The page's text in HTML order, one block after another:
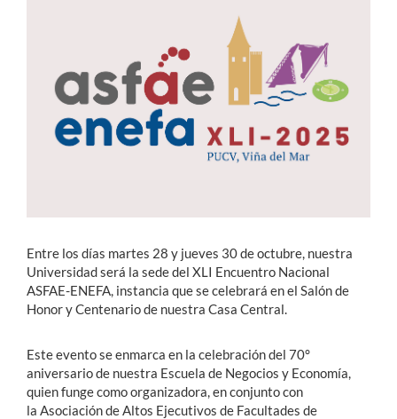
Alumni
English
Entre los días martes 28 y jueves 30 de octubre, nuestra
Universidad será la sede del XLI Encuentro Nacional
ASFAE-ENEFA, instancia que se celebrará en el Salón de
Honor y Centenario de nuestra Casa Central.
Este evento se enmarca en la celebración del 70°
aniversario de nuestra Escuela de Negocios y Economía,
quien funge como organizadora, en conjunto con
la Asociación de Altos Ejecutivos de Facultades de